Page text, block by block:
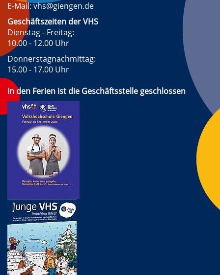
E-Mail: vhs@giengen.de
Geschäftszeiten der VHS
Dienstag - Freitag:
10.00 - 12.00 Uhr
Donnerstagnachmittag:
15.00 - 17.00 Uhr
In den Ferien ist die Geschäftsstelle geschlossen